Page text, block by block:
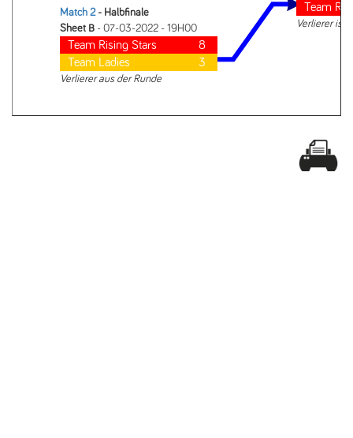
Match 2- Halbfinale
Sheet B - 07-03-2022 - 19H00
Team Rising Stars
8
Team Ladies
3
Verlierer aus der Runde
Team
Verlierer ist